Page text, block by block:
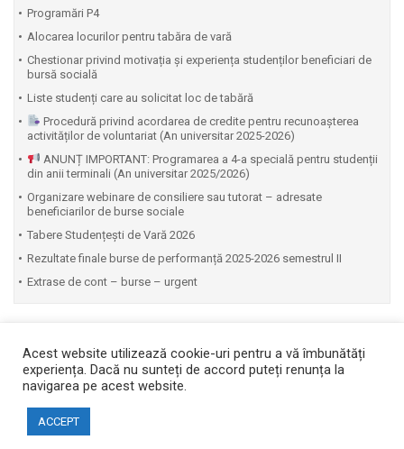
Programări P4
Alocarea locurilor pentru tabăra de vară
Chestionar privind motivația și experiența studenților beneficiari de
bursă socială
Liste studenți care au solicitat loc de tabără
Procedură privind acordarea de credite pentru recunoașterea
activităților de voluntariat (An universitar 2025-2026)
ANUNȚ IMPORTANT: Programarea a 4-a specială pentru studenții
din anii terminali (An universitar 2025/2026)
Organizare webinare de consiliere sau tutorat – adresate
beneficiarilor de burse sociale
Tabere Studențești de Vară 2026
Rezultate finale burse de performanță 2025-2026 semestrul II
Extrase de cont – burse – urgent
Acest website utilizează cookie-uri pentru a vă îmbunătăți
experiența. Dacă nu sunteți de accord puteți renunța la
navigarea pe acest website.
ACCEPT